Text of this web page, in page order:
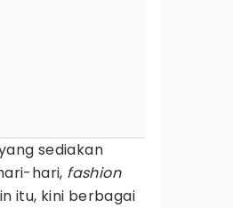
sediakan
hari, fashion
itu, kini berbagai